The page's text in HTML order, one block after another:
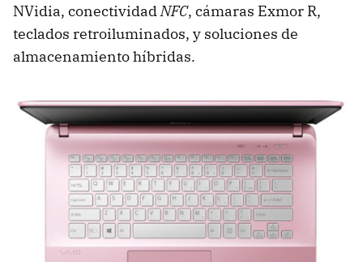
NVidia, conectividadNFC, cámaras Exmor R,
teclados retroiluminados, y soluciones de
almacenamiento híbridas.